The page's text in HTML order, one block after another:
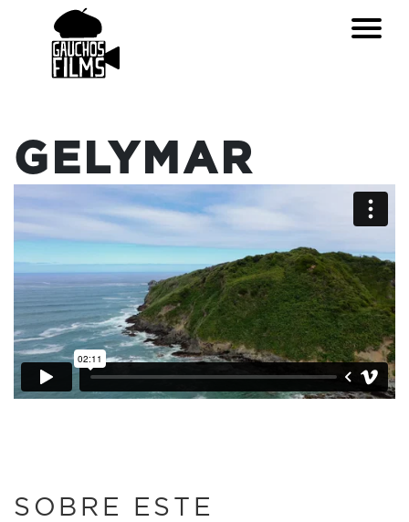
GELYMAR
SOBRE ESTE